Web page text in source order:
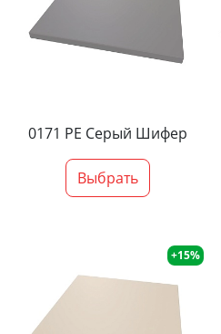
0171 PE Серый Шифер
Выбрать
+15%